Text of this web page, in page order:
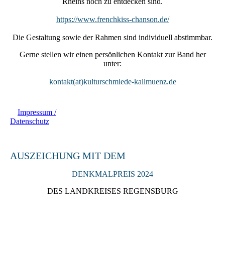
https://www.frenchkiss-chanson.de/
Die Gestaltung sowie der Rahmen sind individuell abstimmbar.
Gerne stellen wir einen persönlichen Kontakt zur Band her
unter:
kontakt(at)kulturschmiede-kallmuenz.de
Impressum /
Datenschutz
AUSZEICHUNG MIT DEM
DENKMALPREIS 2024
DES LANDKREISES REGENSBURG